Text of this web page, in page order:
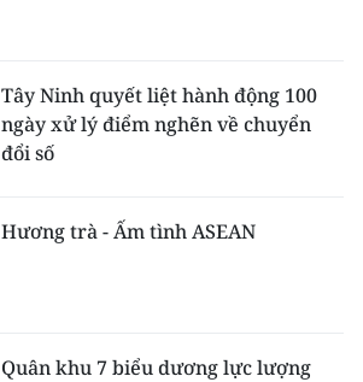
Tây Ninh quyết liệt hành động 100
ngày xử lý điểm nghẽn về chuyển
đổi số
Hương trà - Ấm tình ASEAN
Quân khu 7 biểu dương lực lượng